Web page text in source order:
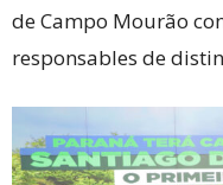
de Campo Mourão
responsables de